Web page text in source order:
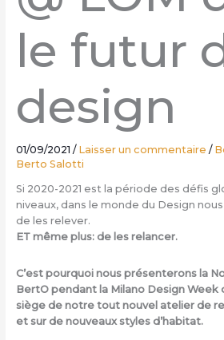
le futur
design
01/09/2021 / Laisser un commentaire /
Berto Salotti
Si 2020-2021 est la période des défis
niveaux, dans le monde du Design
de les relever.
ET même plus: de les relancer.
C’est pourquoi nous présenterons la
BertO pendant la Milano Design Week
siège de notre tout nouvel atelier de
et sur de nouveaux styles d’habitat.